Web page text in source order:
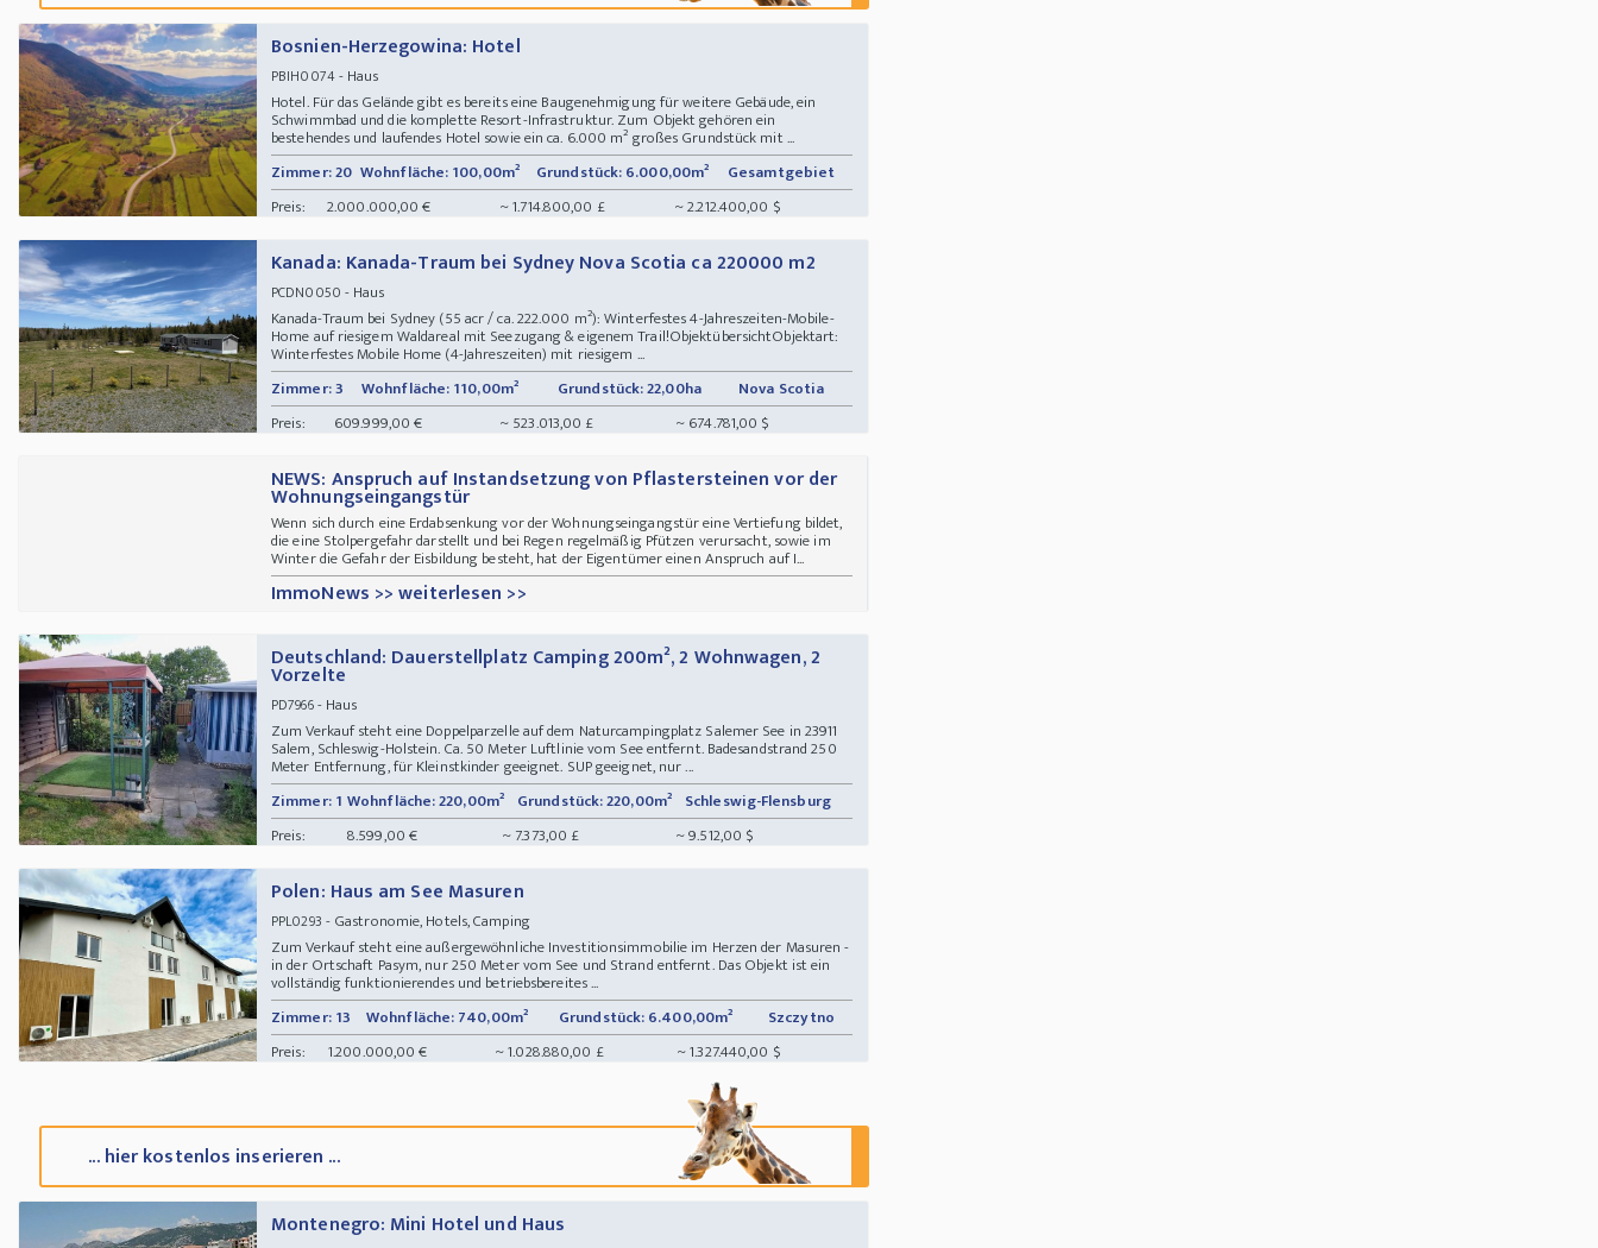
Bosnien-Herzegowina: Hotel
PBIH0074- Haus
Hotel. Für das Gelände gibt es bereits eine Baugenehmigung für weitere Gebäude, ein
Schwimmbad und die komplette Resort-Infrastruktur. Zum Objekt gehören ein
bestehendes und laufendes Hotel sowie ein ca. 6.000 m² großes Grundstück mit ...
Zimmer: 20 Wohnfläche: 100,00m² Grundstück: 6.000,00m²
Gesamtgebiet
Preis:
2.000.000,00 € ~ 1.714.800,00 £ ~ 2.212.400,00 $
Kanada: Kanada-Traum bei Sydney Nova Scotia ca 220000 m2
PCDN0050 - Haus
Kanada-Traum bei Sydney (55 acr / ca. 222.000 m²): Winterfestes 4-Jahreszeiten-Mobile-
Home auf riesigem Waldareal mit Seezugang & eigenem Trail!ObjektübersichtObjektart:
Winterfestes Mobile Home (4-Jahreszeiten) mit riesigem ...
Zimmer: 3
Wohnfläche: 110,00m² Grundstück: 22,00ha
Nova Scotia
Preis:
609.999,00 € ~ 523.013,00 £ ~ 674.781,00 $
NEWS: Anspruch auf Instandsetzung von Pflastersteinen vor der
Wohnungseingangstür
Wenn sich durch eine Erdabsenkung vor der Wohnungseingangstür eine Vertiefung bildet,
die eine Stolpergefahr darstellt und bei Regen regelmäßig Pfützen verursacht, sowie im
Winter die Gefahr der Eisbildung besteht, hat der Eigentümer einen Anspruch auf I...
ImmoNews >> weiterlesen >>
Deutschland: Dauerstellplatz Camping 200m², 2 Wohnwagen, 2
Vorzelte
PD7966- Haus
Zum Verkauf steht eine Doppelparzelle auf dem Naturcampingplatz Salemer See in 23911
Salem, Schleswig-Holstein. Ca. 50 Meter Luftlinie vom See entfernt. Badesandstrand 250
Meter Entfernung, für Kleinstkinder geeignet. SUP geeignet, nur ...
Zimmer: 1 Wohnfläche: 220,00m² Grundstück: 220,00m² Schleswig-Flensburg
Preis:
8.599,00 € ~ 7.373,00 £ ~ 9.512,00 $
Polen: Haus am See Masuren
PPL0293 - Gastronomie, Hotels, Camping
Zum Verkauf steht eine außergewöhnliche Investitionsimmobilie im Herzen der Masuren -
in der Ortschaft Pasym, nur 250 Meter vom See und Strand entfernt. Das Objekt ist ein
vollständig funktionierendes und betriebsbereites ...
Zimmer: 13
Wohnfläche: 740,00m² Grundstück: 6.400,00m²
Szczytno
Preis:
1.200.000,00 € ~ 1.028.880,00 £ ~ 1.327.440,00 $
... hier kostenlos inserieren ...
Montenegro: Mini Hotel und Haus